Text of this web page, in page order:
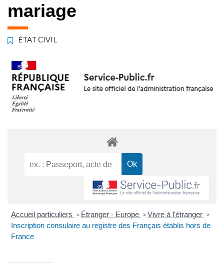
mariage
ÉTAT CIVIL
Accueil particuliers > Étranger - Europe > Vivre à l'étranger >
Inscription consulaire au registre des Français établis hors de
France